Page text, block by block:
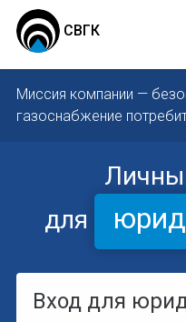
СВГК
Миссия компании —
газоснабжение
для
Вход для